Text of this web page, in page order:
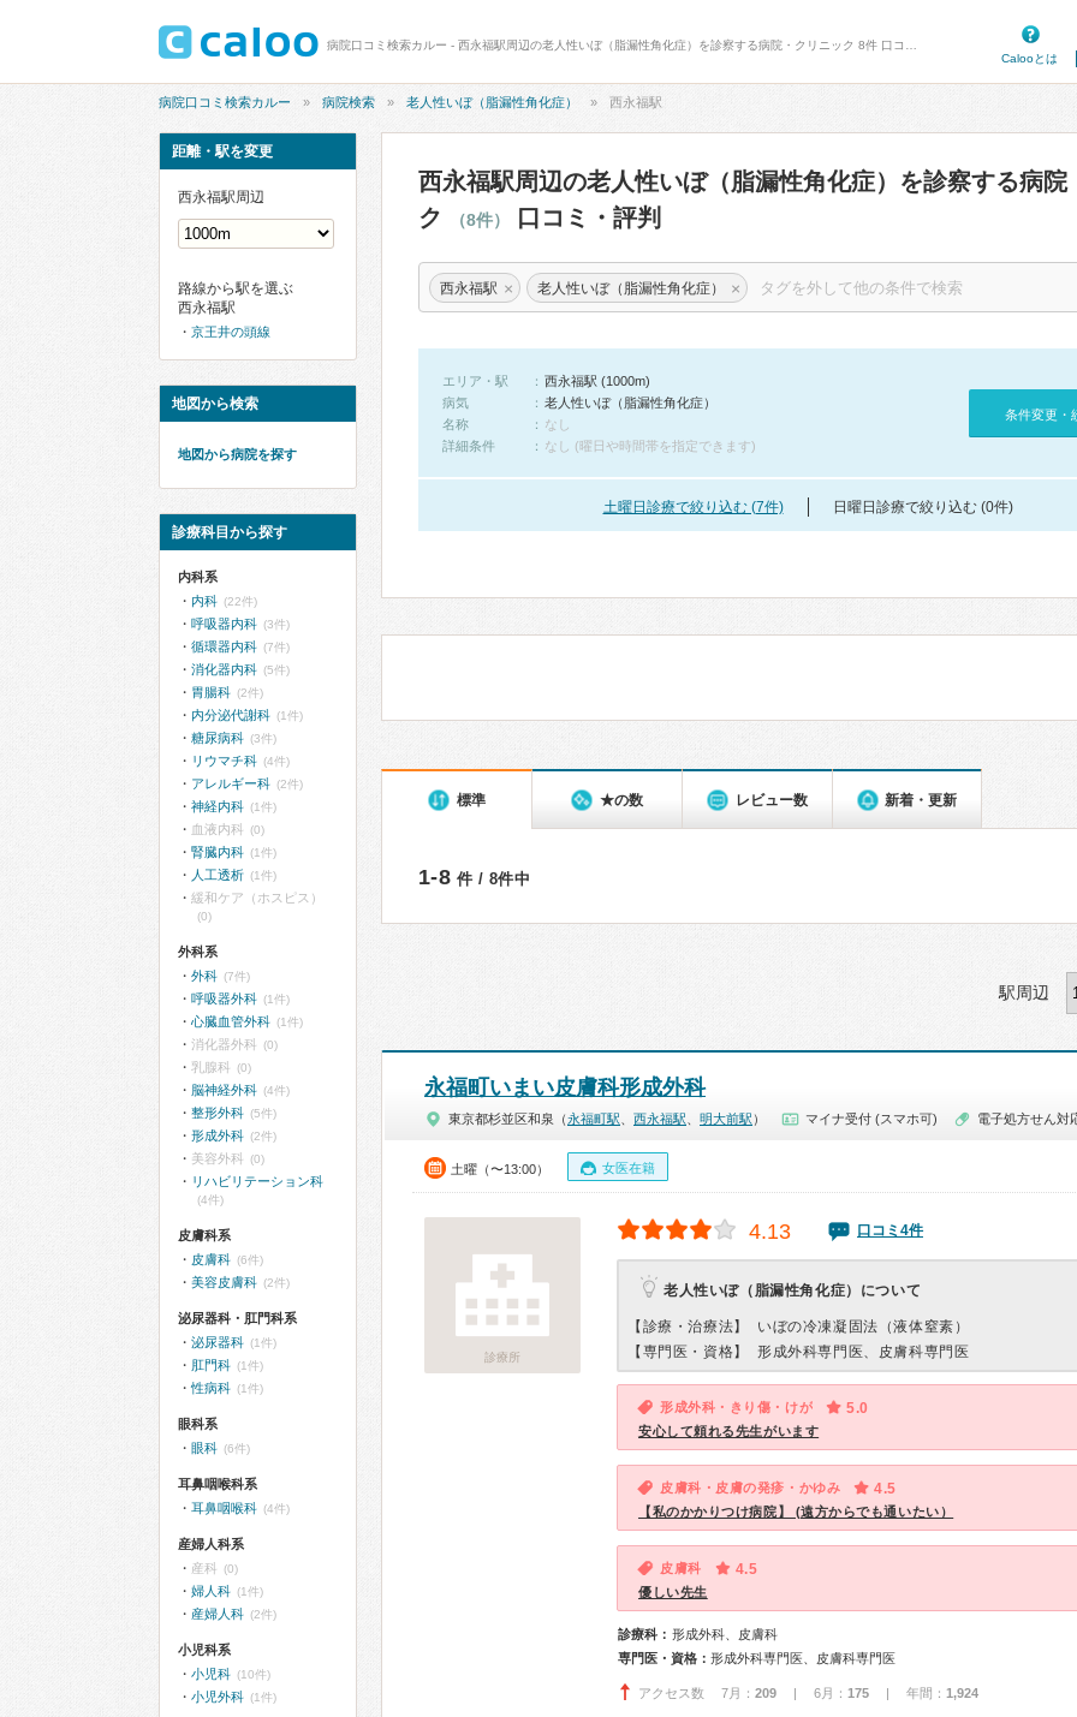
Calooとは
病院口コミ検索カルー 病院検索 老人性いぼ（脂漏性角化症） 西永福駅
西永福駅周辺の老人性いぼ（脂漏性角化症）を診察する病院
ク
（8件） 口コミ・評判
西永福駅 × 老人性いぼ（脂漏性角化症） ×
エリア・駅
西永福駅 (1000m)
病気
老人性いぼ（脂漏性角化症）
名称
なし
詳細条件
なし (曜日や時間帯を指定できます)
条件変更・
土曜日診療で絞り込む (7件) 日曜日診療で絞り込む (0件)
標準 ★の数 レビュー数 新着・更新
1-8 件 / 8件中
駅周辺
永福町いまい皮膚科形成外科
東京都杉並区和泉（永福町駅 西永福駅 明大前駅 ） マイナ受付 (スマホ可) 電子処方せん対
土曜（〜13:00） 女医在籍
診療所
4.13 口コミ4件
老人性いぼ（脂漏性角化症）について
【診療・治療法】
いぼの冷凍凝固法（液体窒素）
【専門医・資格】
形成外科専門医、皮膚科専門医
形成外科・きり傷・けが 5.0
安心して頼れる先生がいます
皮膚科・皮膚の発疹・かゆみ 4.5
【私のかかりつけ病院】 (遠方からでも通いたい）
皮膚科 4.5
優しい先生
診療科： 形成外科、皮膚科
専門医・資格： 形成外科専門医、皮膚科専門医
アクセス数 7月： 209 | 6月： 175 | 年間： 1,924
距離・駅を変更
西永福駅周辺
路線から駅を選ぶ
西永福駅
京王井の頭線
地図から検索
地図から病院を探す
診療科目から探す
内科系
内科 (22件)
呼吸器内科 (3件)
循環器内科 (7件)
消化器内科 (5件)
胃腸科 (2件)
内分泌代謝科 (1件)
糖尿病科 (3件)
リウマチ科 (4件)
アレルギー科 (2件)
神経内科 (1件)
血液内科 (0)
腎臓内科 (1件)
人工透析 (1件)
緩和ケア（ホスピス）
(0)
外科系
外科 (7件)
呼吸器外科 (1件)
心臓血管外科 (1件)
消化器外科 (0)
乳腺科 (0)
脳神経外科 (4件)
整形外科 (5件)
形成外科 (2件)
美容外科 (0)
リハビリテーション科
(4件)
皮膚科系
皮膚科 (6件)
美容皮膚科 (2件)
泌尿器科・肛門科系
泌尿器科 (1件)
肛門科 (1件)
性病科 (1件)
眼科系
眼科 (6件)
耳鼻咽喉科系
耳鼻咽喉科 (4件)
産婦人科系
産科 (0)
婦人科 (1件)
産婦人科 (2件)
小児科系
小児科 (10件)
小児外科 (1件)